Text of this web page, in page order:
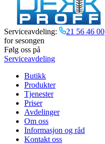
Serviceavdeling: 21 56 46 00
for sesongen
Følg oss på
Serviceavdeling
Butikk
Produkter
Tjenester
Priser
Avdelinger
Om oss
Informasjon og råd
Kontakt oss